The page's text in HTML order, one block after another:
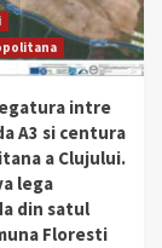
intre
A3 si centura
a Clujului.
lega
din satul
Floresti